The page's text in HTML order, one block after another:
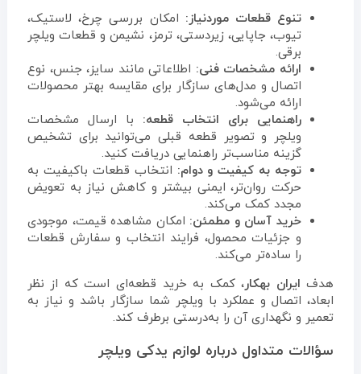
تنوع قطعات موردنیاز: امکان بررسی چرخ، لاستیک،
تیوب، جاپایی، زیردستی، ترمز، نشیمن و قطعات ویلچر
برقی.
ارائه مشخصات فنی: اطلاعاتی مانند سایز، جنس، نوع
اتصال و مدل‌های سازگار برای مقایسه بهتر محصولات
ارائه می‌شود.
راهنمایی برای انتخاب قطعه: با ارسال مشخصات
ویلچر و تصویر قطعه قبلی می‌توانید برای تشخیص
گزینه مناسب‌تر راهنمایی دریافت کنید.
توجه به کیفیت و دوام: انتخاب قطعات باکیفیت به
حرکت روان‌تر، ایمنی بیشتر و کاهش نیاز به تعویض
مجدد کمک می‌کند.
خرید آسان و مطمئن: امکان مشاهده قیمت، موجودی
و جزئیات محصول، فرایند انتخاب و سفارش قطعات
را ساده‌تر می‌کند.
هدف ایران بهکار، کمک به خرید قطعه‌ای است که از نظر
ابعاد، اتصال و عملکرد با ویلچر شما سازگار باشد و نیاز به
تعمیر و نگهداری آن را به‌درستی برطرف کند.
سؤالات متداول درباره لوازم یدکی ویلچر